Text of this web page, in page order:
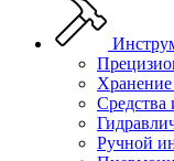
Хранение
Средства
Ручной